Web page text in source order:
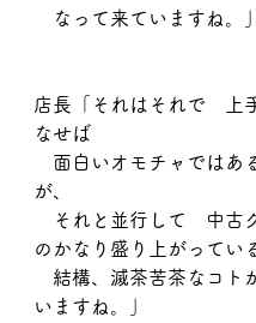
なって来ていますね。
店長「それはそれで　上
なせば
面白いオモチャではあ
が、
それと並行して　中古
のかなり盛り上がってい
結構、滅茶苦茶なコト
いますね。」